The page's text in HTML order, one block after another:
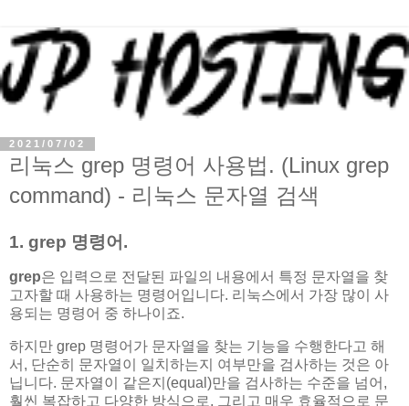
2021/07/02
리눅스 grep 명령어 사용법. (Linux grep
command) - 리눅스 문자열 검색
1. grep 명령어.
grep은 입력으로 전달된 파일의 내용에서 특정 문자열을 찾
고자할 때 사용하는 명령어입니다. 리눅스에서 가장 많이 사
용되는 명령어 중 하나이죠.
하지만 grep 명령어가 문자열을 찾는 기능을 수행한다고 해
서, 단순히 문자열이 일치하는지 여부만을 검사하는 것은 아
닙니다. 문자열이 같은지(equal)만을 검사하는 수준을 넘어,
훨씬 복잡하고 다양한 방식으로, 그리고 매우 효율적으로 문